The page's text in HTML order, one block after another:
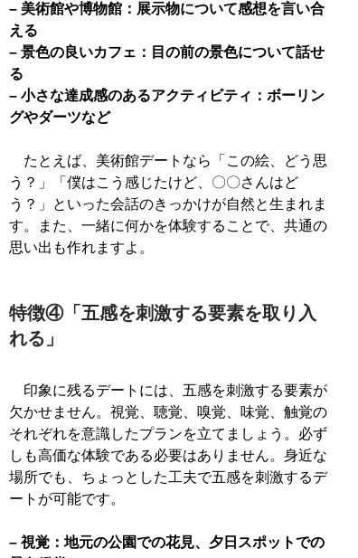
– 美術館や博物館：展示物について感想を言い合
える
– 景色の良いカフェ：目の前の景色について話せ
る
– 小さな達成感のあるアクティビティ：ボーリン
グやダーツなど
たとえば、美術館デートなら「この絵、どう思
う？」「僕はこう感じたけど、〇〇さんはど
う？」といった会話のきっかけが自然と生まれま
す。また、一緒に何かを体験することで、共通の
思い出も作れますよ。
特徴④「五感を刺激する要素を取り入
れる」
印象に残るデートには、五感を刺激する要素が
欠かせません。視覚、聴覚、嗅覚、味覚、触覚の
それぞれを意識したプランを立てましょう。必ず
しも高価な体験である必要はありません。身近な
場所でも、ちょっとした工夫で五感を刺激するデ
ートが可能です。
– 視覚：地元の公園での花見、夕日スポットでの